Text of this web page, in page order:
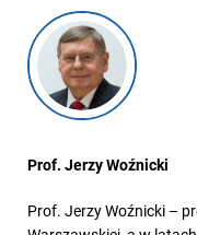
Prof. Jerzy Woźnicki
Prof. Jerzy Woźnicki –